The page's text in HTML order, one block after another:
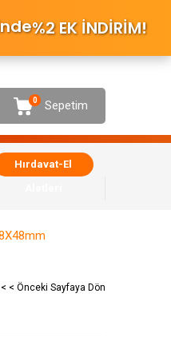
%2 EK İNDİRİM!
Sepetim
0
Hırdavat-El
< < Önceki Sayfaya Dön